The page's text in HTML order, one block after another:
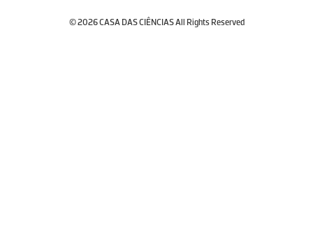
© 2026 CASA DAS CIÊNCIAS All Rights Reserved